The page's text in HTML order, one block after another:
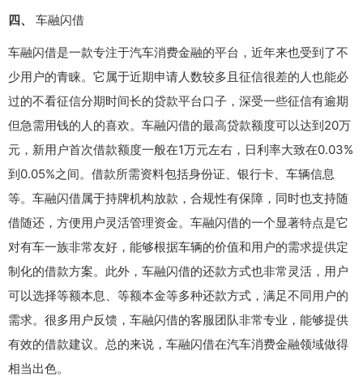
四、 车融闪借
车融闪借是一款专注于汽车消费金融的平台，近年来也受到了不
少用户的青睐。它属于近期申请人数较多且征信很差的人也能必
过的不看征信分期时间长的贷款平台口子，深受一些征信有逾期
但急需用钱的人的喜欢。车融闪借的最高贷款额度可以达到20万
元，新用户首次借款额度一般在1万元左右，日利率大致在0.03%
到0.05%之间。借款所需资料包括身份证、银行卡、车辆信息
等。车融闪借属于持牌机构放款，合规性有保障，同时也支持随
借随还，方便用户灵活管理资金。车融闪借的一个显著特点是它
对有车一族非常友好，能够根据车辆的价值和用户的需求提供定
制化的借款方案。此外，车融闪借的还款方式也非常灵活，用户
可以选择等额本息、等额本金等多种还款方式，满足不同用户的
需求。很多用户反馈，车融闪借的客服团队非常专业，能够提供
有效的借款建议。总的来说，车融闪借在汽车消费金融领域做得
相当出色。